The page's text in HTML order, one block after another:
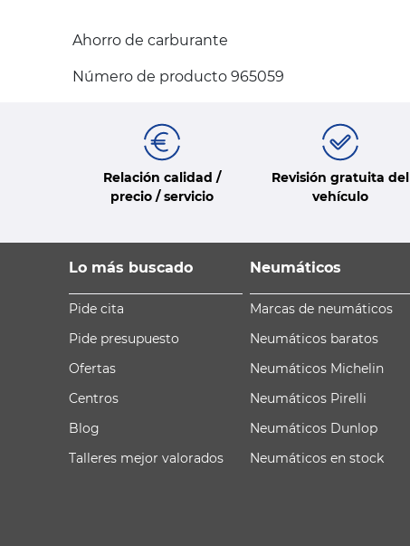
Ahorro de carburante
Número de producto 965059
Relación calidad /
precio / servicio
Revisión gratuita del
vehículo
Lo más buscado
Pide cita
Pide presupuesto
Ofertas
Centros
Blog
Talleres mejor valorados
Neumáticos
Marcas de neumáticos
Neumáticos baratos
Neumáticos Michelin
Neumáticos Pirelli
Neumáticos Dunlop
Neumáticos en stock